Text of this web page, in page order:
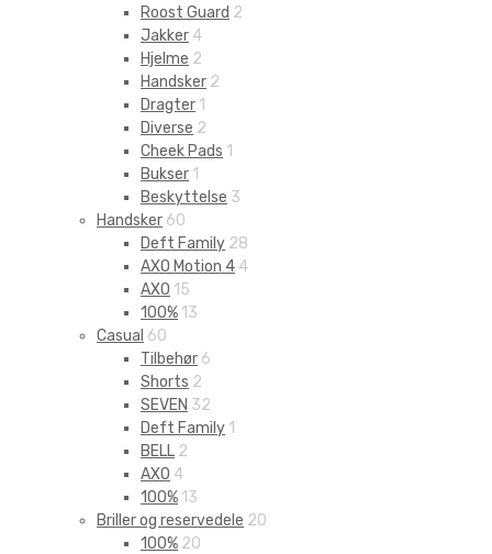
Roost Guard 2
Jakker 4
Hjelme 2
Handsker 2
Dragter 1
Diverse 2
Cheek Pads 1
Bukser 1
Beskyttelse 3
Handsker 60
Deft Family 28
AXO Motion 4 4
AXO 15
100% 13
Casual 60
Tilbehør 6
Shorts 2
SEVEN 32
Deft Family 1
BELL 2
AXO 4
100% 13
Briller og reservedele 20
100% 20